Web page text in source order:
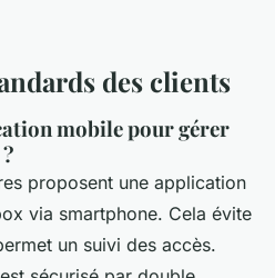
des clients
mobile pour gérer
proposent une application
via smartphone. Cela évite
un suivi des accès.